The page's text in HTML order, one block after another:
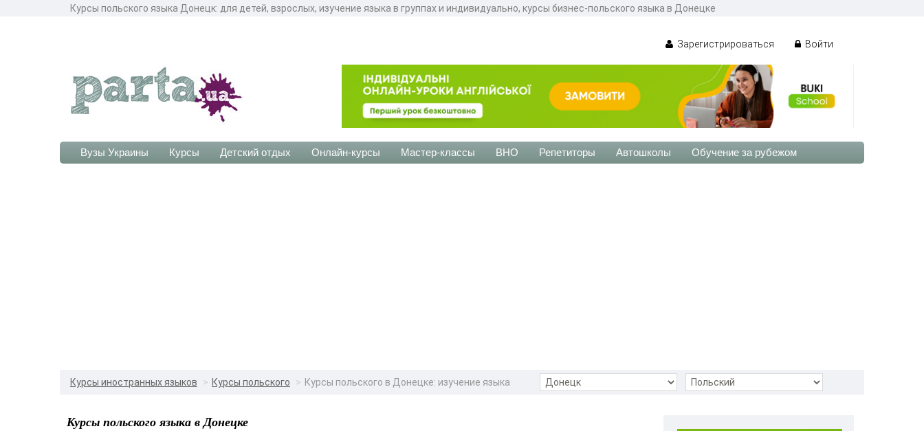
Курсы польского языка Донецк: для детей, взрослых, изучение языка в группах и индивидуально, курсы бизнес-польского языка в Донецке
Зарегистрироваться Войти
Вузы Украины Курсы Детский отдых Онлайн-курсы Мастер-классы ВНО Репетиторы Автошколы Обучение за рубежом
Курсы иностранных языков Курсы польского Курсы польского в Донецке: изучение языка
Курсы польского языка в Донецке